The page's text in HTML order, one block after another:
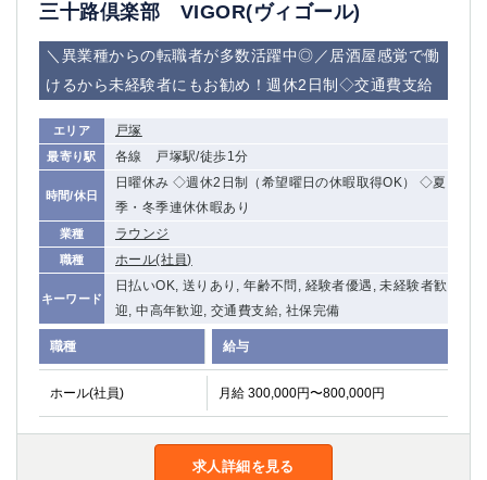
三十路倶楽部 VIGOR(ヴィゴール)
＼異業種からの転職者が多数活躍中◎／居酒屋感覚で働
けるから未経験者にもお勧め！週休2日制◇交通費支給
エリア 戸塚
最寄り駅 各線 戸塚駅/徒歩1分
時間/休日
日曜休み ◇週休2日制（希望曜日の休暇取得OK） ◇夏
季・冬季連休休暇あり
業種 ラウンジ
職種 ホール(社員)
キーワード
日払いOK, 送りあり, 年齢不問, 経験者優遇, 未経験者歓
迎, 中高年歓迎, 交通費支給, 社保完備
職種 給与
ホール(社員) 月給 300,000円〜800,000円
求人詳細を見る